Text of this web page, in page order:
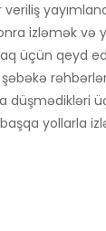
izləmək və
üçün qeyd
düşmədikləri
yollarla